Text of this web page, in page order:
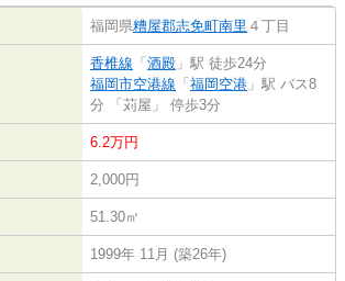
福岡県糟屋郡志免町南里 ４丁目
香椎線 「 酒殿 」駅 徒歩24分
福岡市空港線 「 福岡空港 」駅 バス8
分 「苅屋」 停歩3分
6.2万円
2,000円
51.30㎡
1999年 11月 (築26年)